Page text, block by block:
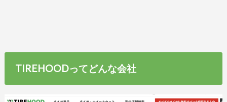
TIREHOODってどんな会社